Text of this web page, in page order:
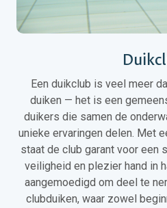
Een duikclub is veel meer
duiken — het is een
duikers die samen de
unieke ervaringen delen. Met
staat de club garant voor een
veiligheid en plezier hand in
aangemoedigd om deel te
clubduiken, waar zowel